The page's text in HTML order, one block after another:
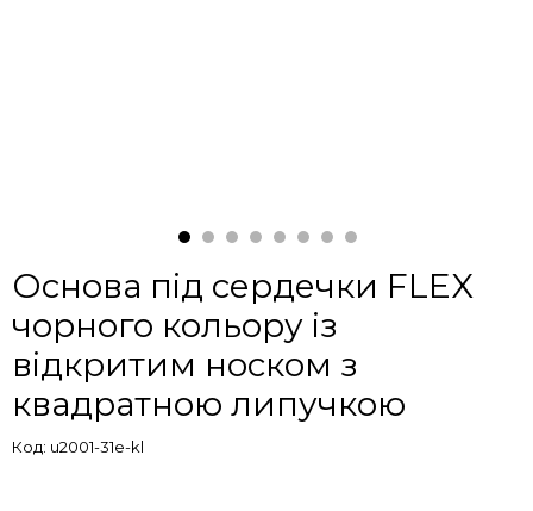
Основа під сердечки FLEX
чорного кольору із
відкритим носком з
квадратною липучкою
Код: u2001-31e-kl